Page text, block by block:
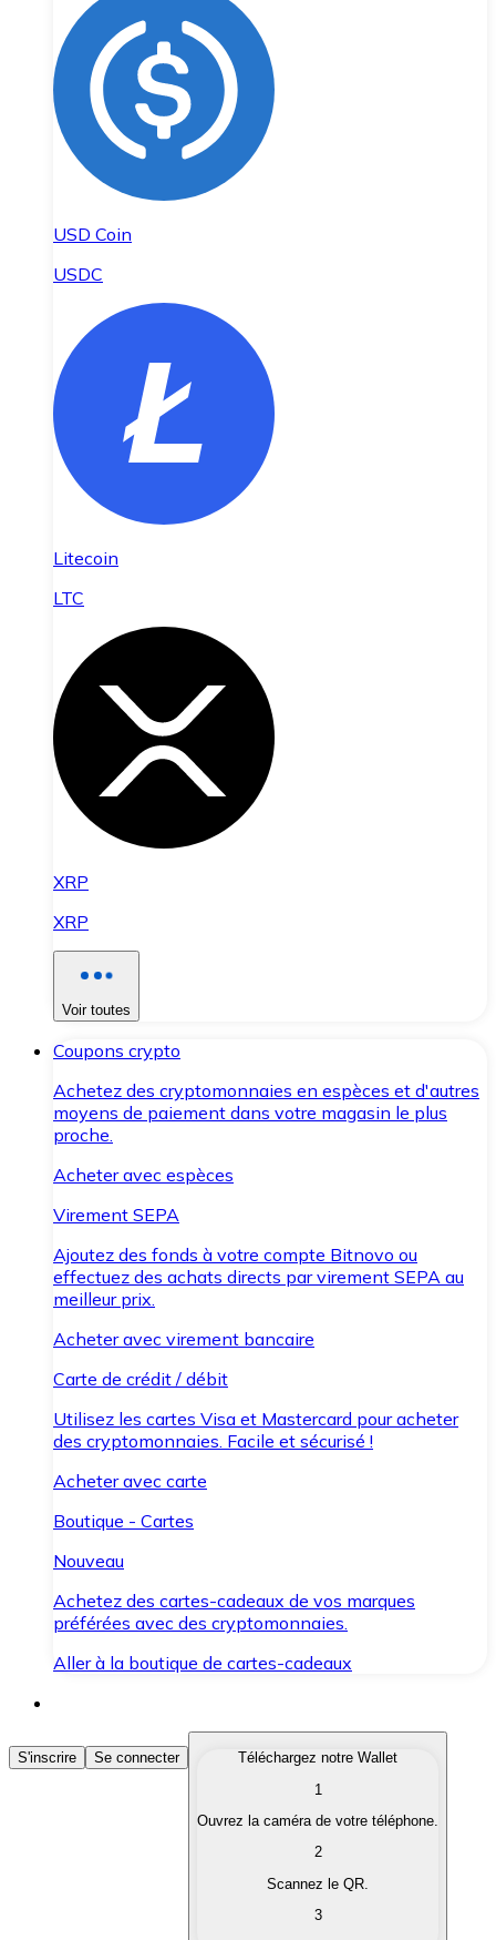
USD Coin
USDC
Litecoin
LTC
XRP
XRP
Voir toutes
Coupons crypto
Achetez des cryptomonnaies en espèces et d'autres
moyens de paiement dans votre magasin le plus
proche.
Acheter avec espèces
Virement SEPA
Ajoutez des fonds à votre compte Bitnovo ou
effectuez des achats directs par virement SEPA au
meilleur prix.
Acheter avec virement bancaire
Carte de crédit / débit
Utilisez les cartes Visa et Mastercard pour acheter
des cryptomonnaies. Facile et sécurisé !
Acheter avec carte
Boutique - Cartes
Nouveau
Achetez des cartes-cadeaux de vos marques
préférées avec des cryptomonnaies.
Aller à la boutique de cartes-cadeaux
Acheter des Cryptomonnaies
Achetez les cryptomonnaies qui vous intéressent
Convertissez vos cryptomonnaies en monnaie
S'inscrire Se connecter
Téléchargez notre Wallet
1
Ouvrez la caméra de votre téléphone.
2
Scannez le QR.
3